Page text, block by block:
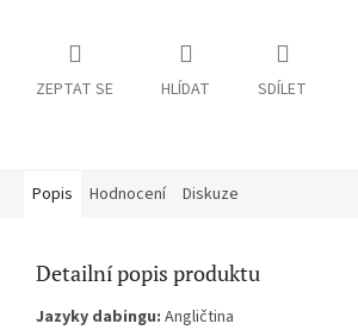
ZEPTAT SE HLÍDAT SDÍLET
Popis Hodnocení Diskuze
Detailní popis produktu
Jazyky dabingu: Angličtina